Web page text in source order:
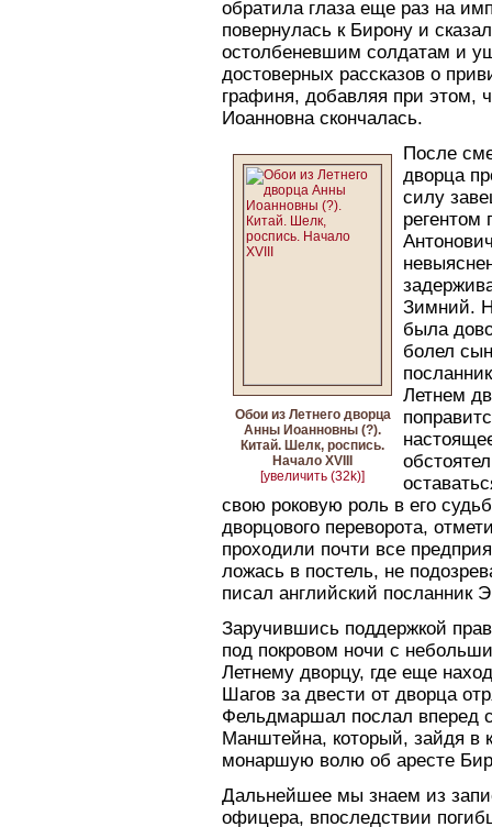
обратила глаза еще раз на
повернулась к Бирону и
остолбеневшим солдатам и
достоверных рассказов о
графиня, добавляя при этом,
Иоанновна скончалась.
Обои из Летнего дворца
Анны Иоанновны (?).
Китай. Шелк, роспись.
Начало XVIII
[увеличить (32k)]
После
дворца
силу
регентом
Зимний.
была
болел
Летнем
свою роковую роль в его
дворцового переворота,
проходили почти все
ложась в постель, не
писал английский посланник
Заручившись поддержкой
под покровом ночи с
Летнему дворцу, где еще
Шагов за двести от дворца
Фельдмаршал послал вперед
Манштейна, который, зайдя в
монаршую волю об аресте
Дальнейшее мы знаем из
офицера, впоследствии